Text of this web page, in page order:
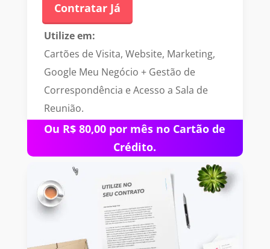
Contratar Já
Utilize em:
Cartões de Visita, Website, Marketing,
Google Meu Negócio + Gestão de
Correspondência e Acesso a Sala de
Reunião.
Ou R$ 80,00 por mês no Cartão de
Crédito.